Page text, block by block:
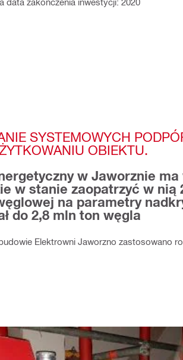
SYSTEMOWYCH
OBIEKTU.
w Jaworznie
w stanie zaopatrzyć w
na parametry
do 2,8 mln ton węgla
Elektrowni Jaworzno zastosowano